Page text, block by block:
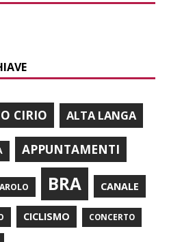
CIRIO ALTA LANGA
APPUNTAMENTI
BRA CANALE
CICLISMO CONCERTO